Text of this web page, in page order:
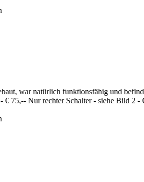
war natürlich funktionsfähig und
75,-- Nur rechter Schalter - siehe Bild 2